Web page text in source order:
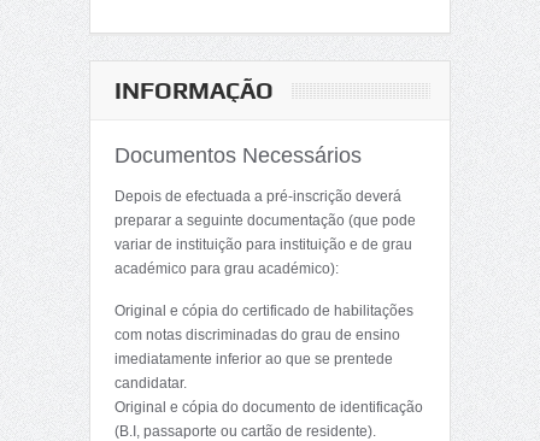
INFORMAÇÃO
Documentos Necessários
Depois de efectuada a pré-inscrição deverá
preparar a seguinte documentação (que pode
variar de instituição para instituição e de grau
académico para grau académico):
Original e cópia do certificado de habilitações
com notas discriminadas do grau de ensino
imediatamente inferior ao que se prentede
candidatar.
Original e cópia do documento de identificação
(B.I, passaporte ou cartão de residente).